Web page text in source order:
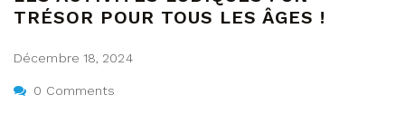
TRÉSOR POUR TOUS LES ÂGES !
Décembre 18, 2024
0 Comments